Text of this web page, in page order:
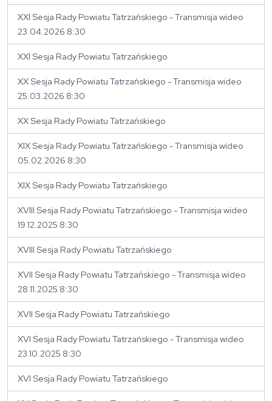
XXI Sesja Rady Powiatu Tatrzańskiego - Transmisja wideo
23.04.2026 8:30
XXI Sesja Rady Powiatu Tatrzańskiego
XX Sesja Rady Powiatu Tatrzańskiego - Transmisja wideo
25.03.2026 8:30
XX Sesja Rady Powiatu Tatrzańskiego
XIX Sesja Rady Powiatu Tatrzańskiego - Transmisja wideo
05.02.2026 8:30
XIX Sesja Rady Powiatu Tatrzańskiego
XVIII Sesja Rady Powiatu Tatrzańskiego - Transmisja wideo
19.12.2025 8:30
XVIII Sesja Rady Powiatu Tatrzańskiego
XVII Sesja Rady Powiatu Tatrzańskiego - Transmisja wideo
28.11.2025 8:30
XVII Sesja Rady Powiatu Tatrzańskiego
XVI Sesja Rady Powiatu Tatrzańskiego - Transmisja wideo
23.10.2025 8:30
XVI Sesja Rady Powiatu Tatrzańskiego